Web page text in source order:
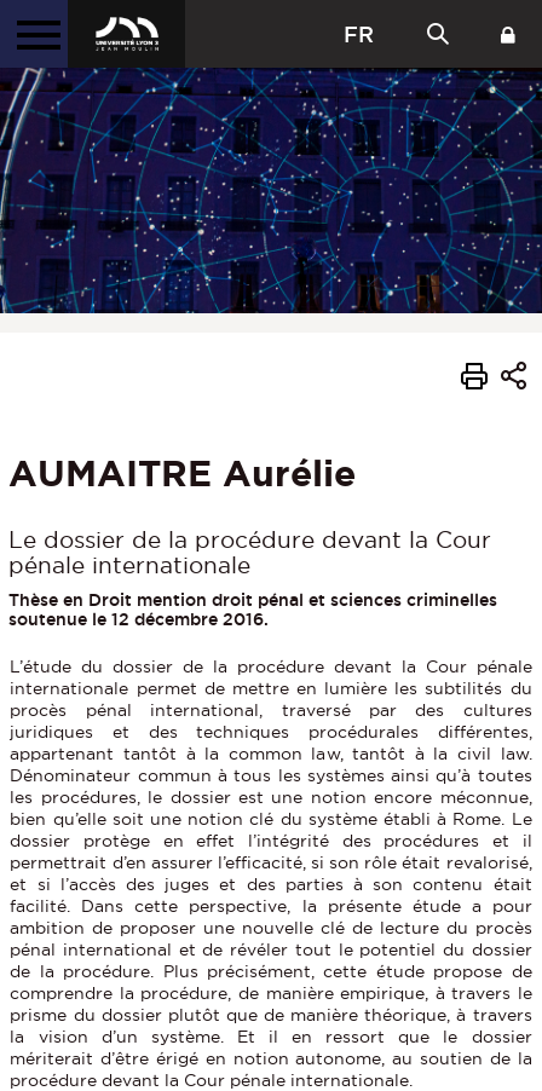
FR
AUMAITRE Aurélie
Le dossier de la procédure devant la Cour
pénale internationale
Thèse en Droit mention droit pénal et sciences criminelles
soutenue le 12 décembre 2016.
L’étude du dossier de la procédure devant la Cour pénale
internationale permet de mettre en lumière les subtilités du
procès pénal international, traversé par des cultures
juridiques et des techniques procédurales différentes,
appartenant tantôt à la common law, tantôt à la civil law.
Dénominateur commun à tous les systèmes ainsi qu’à toutes
les procédures, le dossier est une notion encore méconnue,
bien qu’elle soit une notion clé du système établi à Rome. Le
dossier protège en effet l’intégrité des procédures et il
permettrait d’en assurer l’efficacité, si son rôle était revalorisé,
et si l’accès des juges et des parties à son contenu était
facilité. Dans cette perspective, la présente étude a pour
ambition de proposer une nouvelle clé de lecture du procès
pénal international et de révéler tout le potentiel du dossier
de la procédure. Plus précisément, cette étude propose de
comprendre la procédure, de manière empirique, à travers le
prisme du dossier plutôt que de manière théorique, à travers
la vision d’un système. Et il en ressort que le dossier
mériterait d’être érigé en notion autonome, au soutien de la
procédure devant la Cour pénale internationale.